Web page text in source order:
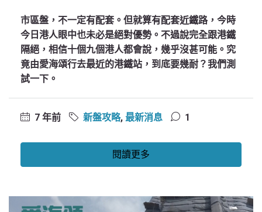
市區盤，不一定有配套。但就算有配套近鐵路，今時
今日港人眼中也未必是絕對優勢。不過說完全跟港鐵
隔絕，相信十個九個港人都會說，幾乎沒甚可能。究
竟由愛海頌行去最近的港鐵站，到底要幾耐？我們測
試一下。
7 年前 新盤攻略, 最新消息 1
閱讀更多